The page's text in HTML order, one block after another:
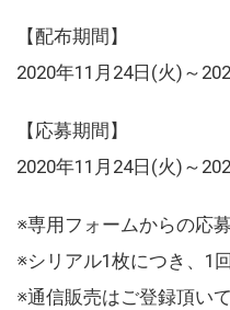
【配布期間】
2020年11月24日(火)～
【応募期間】
2020年11月24日(火)～
※専用フォームからの応
※シリアル1枚につき、1
※通信販売はご登録頂い